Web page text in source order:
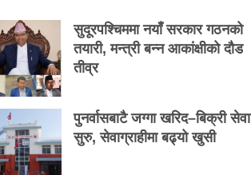
सुदूरपश्चिममा नयाँ सरकार गठनको
तयारी, मन्त्री बन्न आकांक्षीको दौड
तीव्र
पुनर्वासबाटै जग्गा खरिद–बिक्री सेवा
सुरु, सेवाग्राहीमा बढ्यो खुसी